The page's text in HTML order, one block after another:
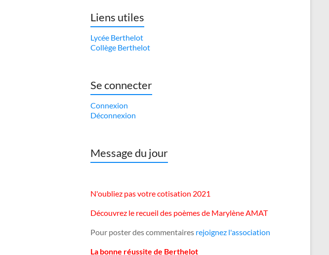
Liens utiles
Lycée Berthelot
Collège Berthelot
Se connecter
Connexion
Déconnexion
Message du jour
N'oubliez pas votre cotisation 2021
Découvrez le recueil des poèmes de Marylène AMAT
Pour poster des commentaires rejoignez l'association
La bonne réussite de Berthelot